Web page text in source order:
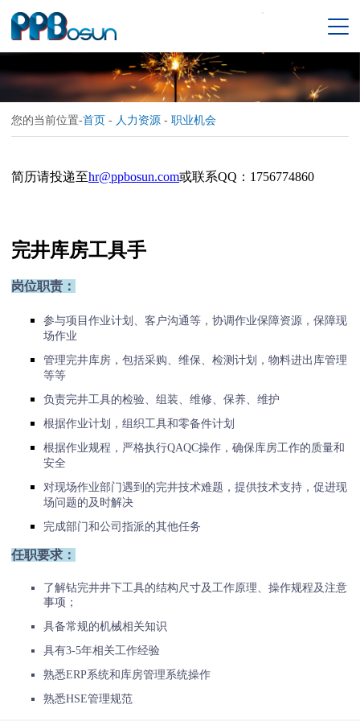
您的当前位置-首页 - 人力资源 - 职业机会
简历请投递至hr@ppbosun.com或联系QQ：1756774860
完井库房工具手
岗位职责：
参与项目作业计划、客户沟通等，协调作业保障资源，保障现
场作业
管理完井库房，包括采购、维保、检测计划，物料进出库管理
等等
负责完井工具的检验、组装、维修、保养、维护
根据作业计划，组织工具和零备件计划
根据作业规程，严格执行QAQC操作，确保库房工作的质量和
安全
对现场作业部门遇到的完井技术难题，提供技术支持，促进现
场问题的及时解决
完成部门和公司指派的其他任务
任职要求：
了解钻完井井下工具的结构尺寸及工作原理、操作规程及注意
事项；
具备常规的机械相关知识
具有3-5年相关工作经验
熟悉ERP系统和库房管理系统操作
熟悉HSE管理规范